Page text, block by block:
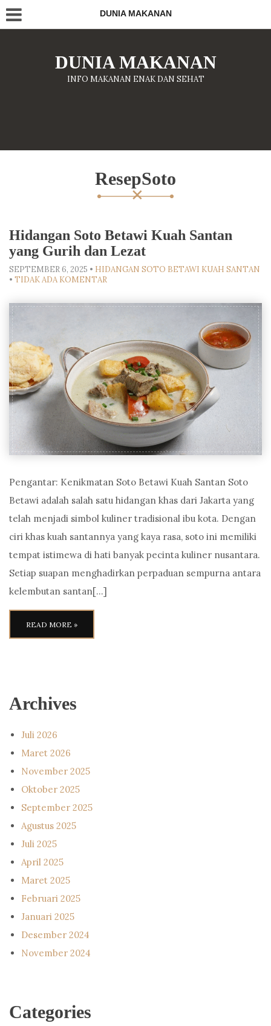
DUNIA MAKANAN
DUNIA MAKANAN
INFO MAKANAN ENAK DAN SEHAT
ResepSoto
Hidangan Soto Betawi Kuah Santan
yang Gurih dan Lezat
SEPTEMBER 6, 2025 • HIDANGAN SOTO BETAWI KUAH SANTAN
• TIDAK ADA KOMENTAR
Pengantar: Kenikmatan Soto Betawi Kuah Santan Soto
Betawi adalah salah satu hidangan khas dari Jakarta yang
telah menjadi simbol kuliner tradisional ibu kota. Dengan
ciri khas kuah santannya yang kaya rasa, soto ini memiliki
tempat istimewa di hati banyak pecinta kuliner nusantara.
Setiap suapan menghadirkan perpaduan sempurna antara
kelembutan santan[…]
READ MORE »
Archives
Juli 2026
Maret 2026
November 2025
Oktober 2025
September 2025
Agustus 2025
Juli 2025
April 2025
Maret 2025
Februari 2025
Januari 2025
Desember 2024
November 2024
Categories